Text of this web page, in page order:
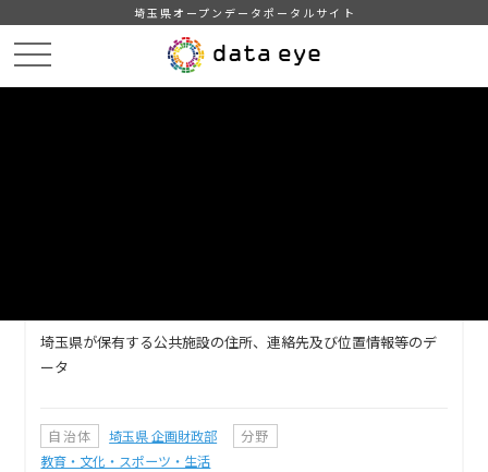
埼玉県オープンデータポータルサイト
埼玉県が保有する公共施設の住所、連絡先及び位置情報等のデ
ータ
自治体 埼玉県 企画財政部
分野
教育・文化・スポーツ・生活